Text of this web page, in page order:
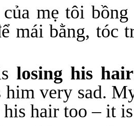
mẹ tôi
mái bằng, tóc
losing his hair
him very sad.
his hair too – it